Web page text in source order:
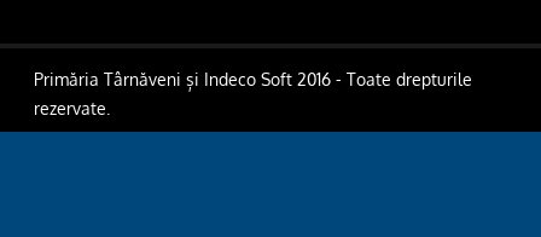
Primăria Târnăveni și Indeco Soft 2016 - Toate drepturile
rezervate.